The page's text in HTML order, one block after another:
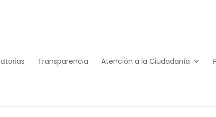
Transparencia Atención a la Ciudadanía